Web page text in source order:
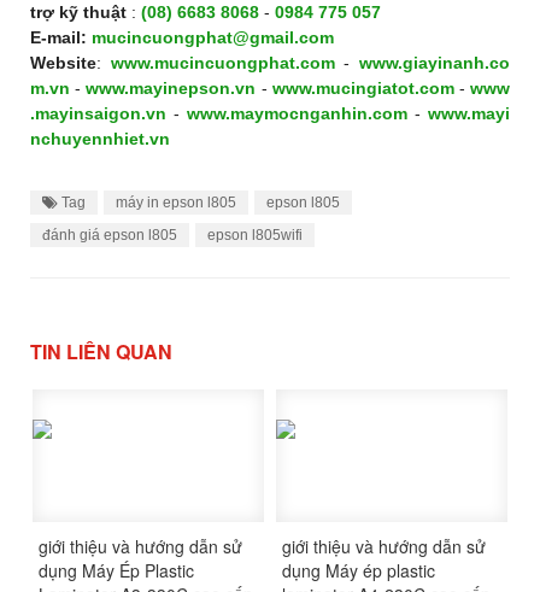
trợ kỹ thuật : (08) 6683 8068 - 0984 775 057
E-mail: mucincuongphat@gmail.com
Website: www.mucincuongphat.com-www.giayinanh.co
m.vn -www.mayinepson.vn - www.mucingiatot.com-www
.mayinsaigon.vn - www.maymocnganhin.com - www.mayi
nchuyennhiet.vn
Tag máy in epson l805
epson l805
đánh giá epson l805
epson l805wifi
TIN LIÊN QUAN
giới thiệu và hướng dẫn sử
dụng Máy Ép Plastic
giới thiệu và hướng dẫn sử
dụng Máy ép plastic